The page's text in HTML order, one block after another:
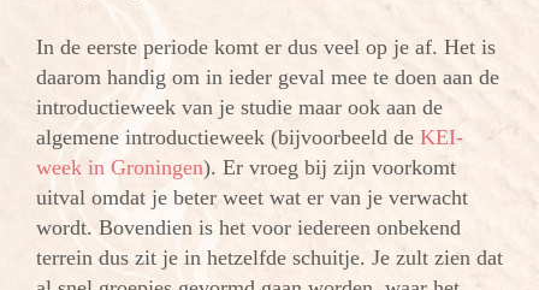
In de eerste periode komt er dus veel op je af. Het is
daarom handig om in ieder geval mee te doen aan de
introductieweek van je studie maar ook aan de
algemene introductieweek (bijvoorbeeld de KEI-
week in Groningen). Er vroeg bij zijn voorkomt
uitval omdat je beter weet wat er van je verwacht
wordt. Bovendien is het voor iedereen onbekend
terrein dus zit je in hetzelfde schuitje. Je zult zien dat